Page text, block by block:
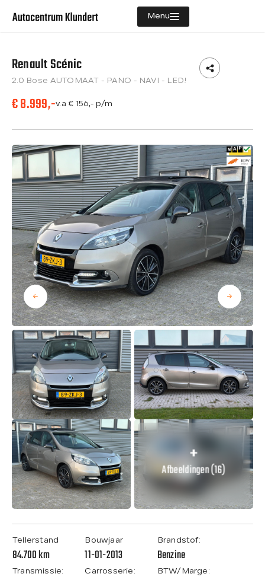
Menu
Over ons
Contact
Renault Scénic
2.0 Bose AUTOMAAT - PANO - NAVI - LED!
€ 8.999,-v.a € 156,- p/m
Afbeeldingen (16)
Tellerstand
84.700 km
Bouwjaar
11-01-2013
Brandstof:
Benzine
Transmissie: Carrosserie: BTW/Marge: